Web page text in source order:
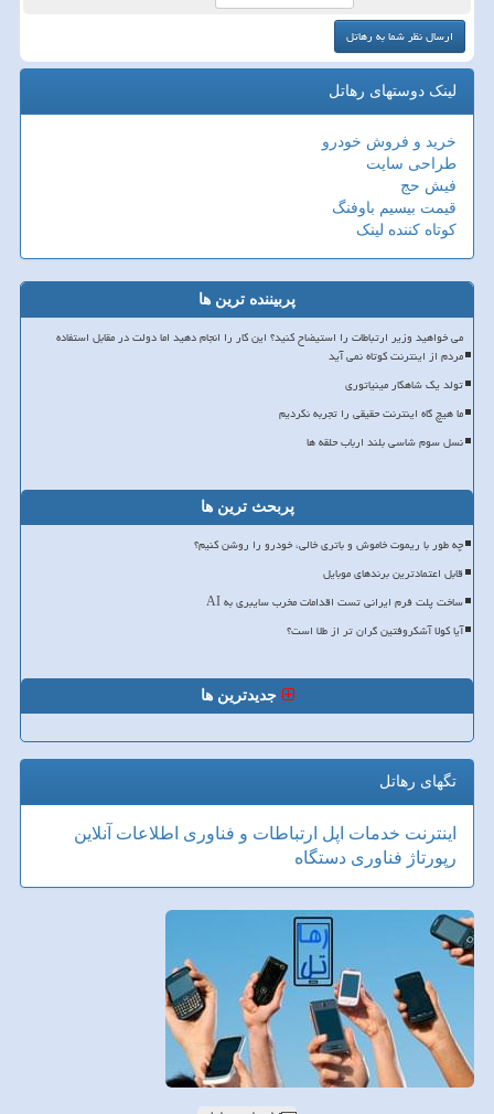
لینک دوستهای رهاتل
خرید و فروش خودرو
طراحی سایت
فیش حج
قیمت بیسیم باوفنگ
کوتاه کننده لینک
پربیننده ترین ها
می خواهید وزیر ارتباطات را استیضاح کنید؟ این کار را انجام دهید اما دولت در مقابل استفاده
مردم از اینترنت کوتاه نمی آید
تولد یک شاهکار مینیاتوری
ما هیچ گاه اینترنت حقیقی را تجربه نکردیم
نسل سوم شاسی بلند ارباب حلقه ها
پربحث ترین ها
چه طور با ریموت خاموش و باتری خالی، خودرو را روشن کنیم؟
قابل اعتمادترین برندهای موبایل
ساخت پلت فرم ایرانی تست اقدامات مخرب سایبری به AI
آیا کولا آشکروفتین گران تر از طلا است؟
جدیدترین ها
تگهای رهاتل
اینترنت خدمات اپل ارتباطات و فناوری اطلاعات آنلاین
رپورتاژ فناوری دستگاه